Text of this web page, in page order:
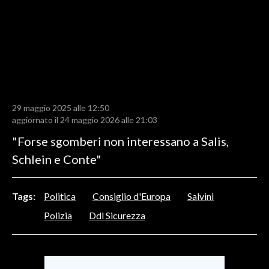
RISULTATI E CLASSIFICHE
CALCIO REGIONALE
BASKET
MOTORI
ALTRI SPORT
29 maggio 2025 alle 12:50
aggiornato il 24 maggio 2026 alle 21:03
"Forse sgomberi non interessano a Salis,
Schlein e Conte"
Tags: Politica Consiglio d'Europa
Salvini
Polizia
Ddl Sicurezza